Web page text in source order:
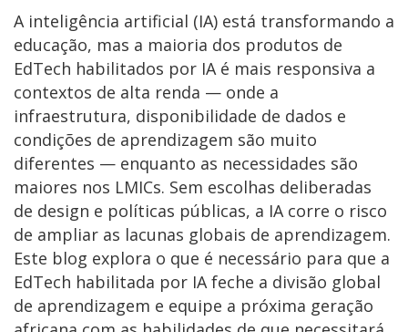
A inteligência artificial (IA) está transformando a
educação, mas a maioria dos produtos de
EdTech habilitados por IA é mais responsiva a
contextos de alta renda — onde a
infraestrutura, disponibilidade de dados e
condições de aprendizagem são muito
diferentes — enquanto as necessidades são
maiores nos LMICs. Sem escolhas deliberadas
de design e políticas públicas, a IA corre o risco
de ampliar as lacunas globais de aprendizagem.
Este blog explora o que é necessário para que a
EdTech habilitada por IA feche a divisão global
de aprendizagem e equipe a próxima geração